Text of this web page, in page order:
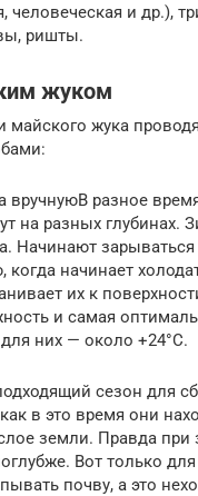
человеческая и др.),
ришты.
жуком
майского жука
вручнуюВ разное
на разных глубинах.
Начинают зарываться
когда начинает
их к
и самая
для них — около +24°С.
сезон для
в это время они
земли. Правда при
Вот только
почву, а это